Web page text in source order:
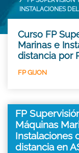
INSTALACIONES
Curso FP
Marinas e
distancia por
FP GIJON
FP
Máquinas
Instalaciones
distancia en